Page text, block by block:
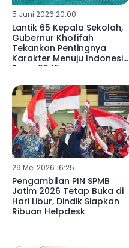
5 Juni 2026 20:00
Lantik 65 Kepala Sekolah,
Gubernur Khofifah
Tekankan Pentingnya
Karakter Menuju Indonesia
Emas 2045
29 Mei 2026 16:25
Pengambilan PIN SPMB
Jatim 2026 Tetap Buka di
Hari Libur, Dindik Siapkan
Ribuan Helpdesk